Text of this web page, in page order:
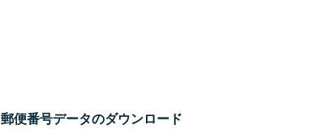
郵便番号データのダウンロード